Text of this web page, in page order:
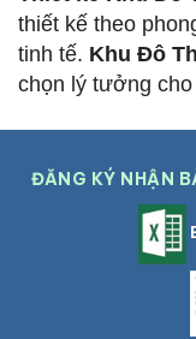
thiết kế theo
tinh tế. Khu Đô
chọn lý tưởng
ĐĂNG KÝ NHẬN